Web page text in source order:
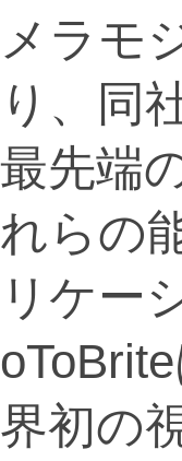
メラモ
り、同
最先端
れらの
リケー
界初の